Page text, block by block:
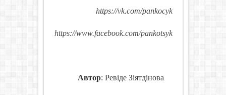
https://vk.com/pankocyk
https://www.facebook.com/pankotsyk
Автор: Ревіде Зіятдінова